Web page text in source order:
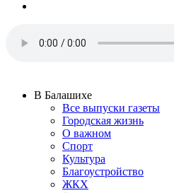
В Балашихе
Все выпуски газеты
Городская жизнь
О важном
Спорт
Культура
Благоустройство
ЖКХ